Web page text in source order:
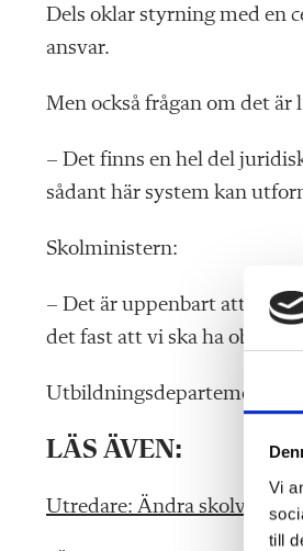
Vi
till
Dels oklar styrning med en
ansvar.
Men också frågan om det
– Det finns en hel del
sådant här system kan
Skolministern:
– Det är uppenbart att
det fast att vi ska ha
Utbildningsdepartementet
LÄS ÄVEN:
Utredare: Ändra skolvalet